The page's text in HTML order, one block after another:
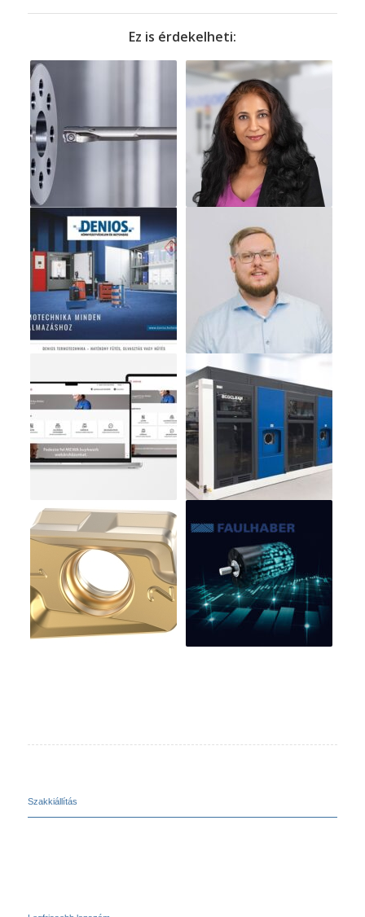
Ez is érdekelheti:
Szakkiállítás